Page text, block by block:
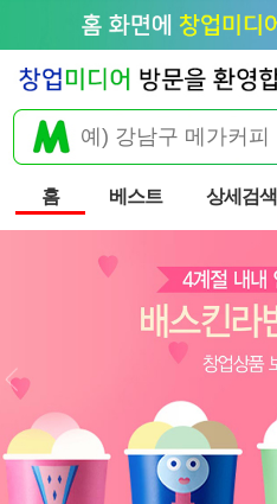
홈 베스트 상세검색